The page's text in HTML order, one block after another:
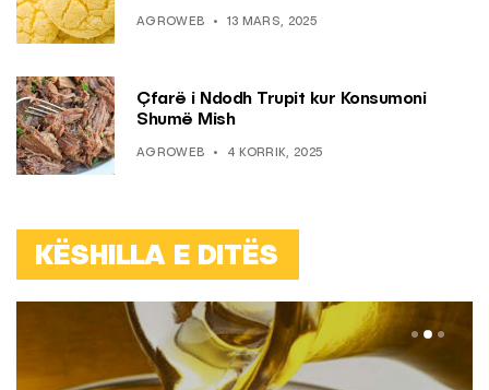
AGROWEB 13 MARS, 2025
Çfarë i Ndodh Trupit kur Konsumoni
Shumë Mish
AGROWEB 4 KORRIK, 2025
KËSHILLA E DITËS